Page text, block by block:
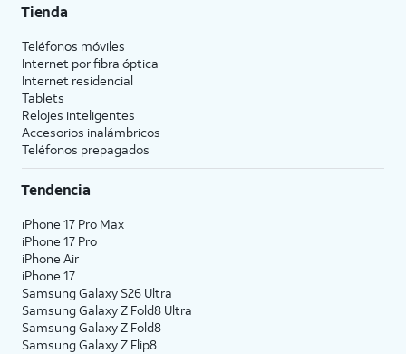
Tienda
Teléfonos móviles
Internet por fibra óptica
Internet residencial
Tablets
Relojes inteligentes
Accesorios inalámbricos
Teléfonos prepagados
Tendencia
iPhone 17 Pro Max
iPhone 17 Pro
iPhone Air
iPhone 17
Samsung Galaxy S26 Ultra
Samsung Galaxy Z Fold8 Ultra
Samsung Galaxy Z Fold8
Samsung Galaxy Z Flip8